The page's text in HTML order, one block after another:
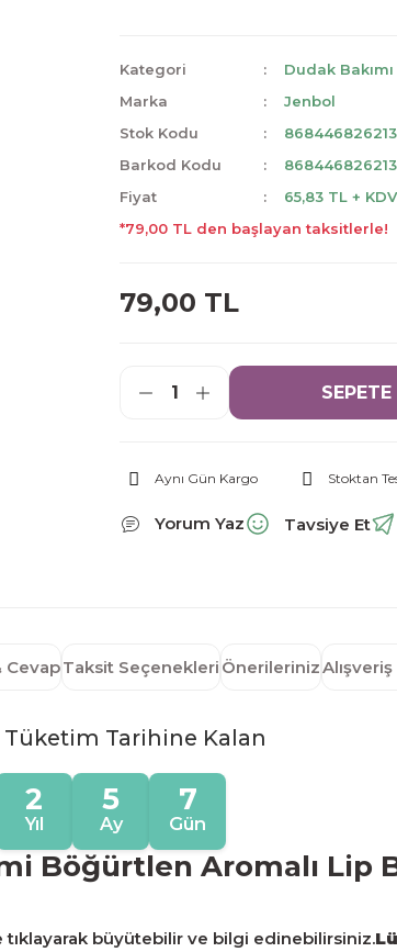
Kategori Dudak Bakımı
Marka
Jenbol
Stok Kodu
Barkod Kodu
Fiyat
65,83 TL + KDV
*79,00 TL den başlayan taksitlerle!
79,00 TL
SEPETE
Aynı Gün Kargo Stoktan
Yorum Yaz Tavsiye Et
CevapTaksit Seçenekleri Önerileriniz
Tüketim Tarihine Kalan
2
Yıl
5
Ay
7
Gün
Böğürtlen Aromalı Lip
büyütebilir ve bilgi edinebilirsiniz.